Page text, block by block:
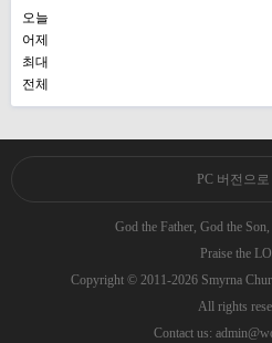
오늘
어제
최대
전체
PC 버전으로
God the Father, God the
Praise the
Copyright © 2011-2026 Smyrna
All rights
Contact us: